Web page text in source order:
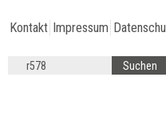
Kontakt Impressum